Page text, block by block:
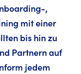
,
mit einer
bis hin zu
Partnern auf
jedem